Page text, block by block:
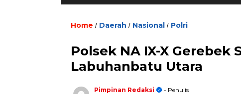
Home / Daerah / Nasional / Polri
Polsek NA IX-X Gerebek
Labuhanbatu Utara
Pimpinan Redaksi
- Penulis